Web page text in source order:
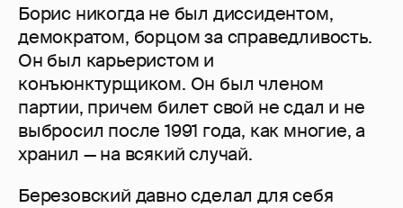
Борис никогда не был диссидентом,
демократом, борцом за справедливость.
Он был карьеристом и
конъюнктурщиком. Он был членом
партии, причем билет свой не сдал и не
выбросил после 1991 года, как многие, а
хранил — на всякий случай.
Березовский давно сделал для себя